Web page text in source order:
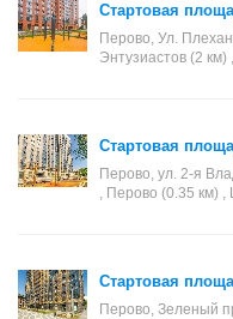
Стартовая
Перово, Ул.
Энтузиастов (2
Стартовая
Перово, ул. 2-я
, Перово (0.35 км) ,
Стартовая
Перово, Зеленый